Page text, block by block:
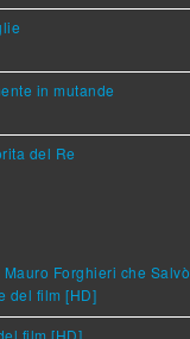
in mutande
del Re
Forghieri che Salvò
del film [HD]
film [HD]